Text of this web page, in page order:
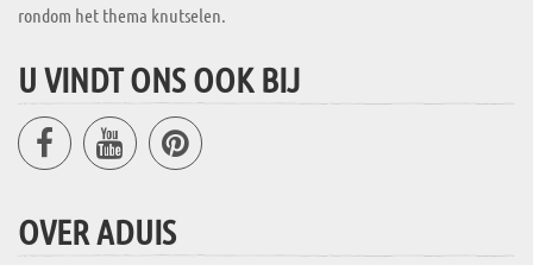
rondom het thema knutselen.
U VINDT ONS OOK BIJ
OVER ADUIS